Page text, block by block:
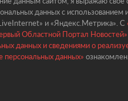
данных с использованием
и «Яндекс.Метрика». С
Областной Портал
данных и сведениями о
персональных данных» ознакомлен.